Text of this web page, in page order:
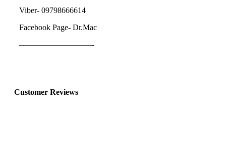
Viber- 09798666614
Facebook Page- Dr.Mac
—————————-
Customer Reviews